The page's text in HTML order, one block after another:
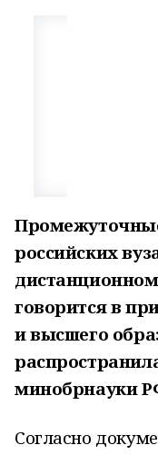
российских
говорится в
и высшего
минобрнауки
Согласно